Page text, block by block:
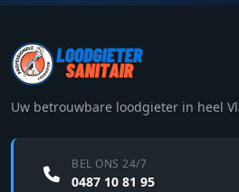
Uw betrouwbare loodgieter in heel
BEL ONS 24/7
0487 10 81 95